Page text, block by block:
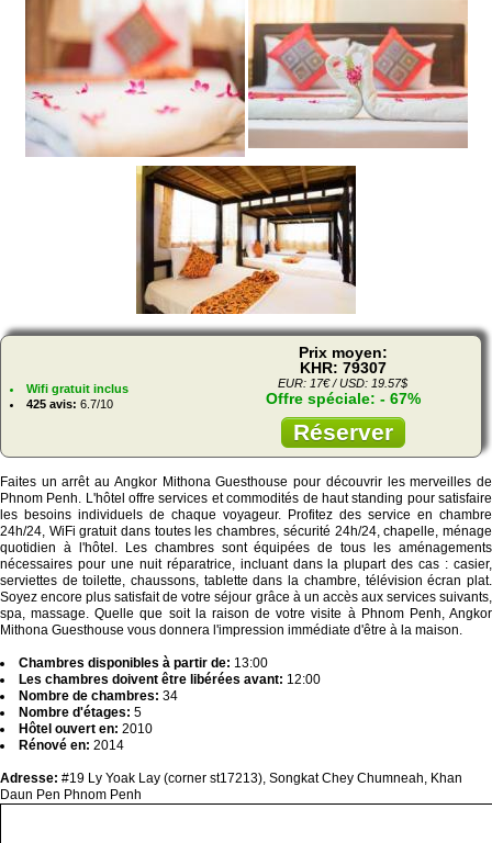
Wifi gratuit inclus
425 avis: 6.7/10
Prix moyen:
KHR: 79307
EUR: 17€ / USD: 19.57$
Offre spéciale: - 67%
Réserver
Faites un arrêt au Angkor Mithona Guesthouse pour découvrir les merveilles de
Phnom Penh. L'hôtel offre services et commodités de haut standing pour satisfaire
les besoins individuels de chaque voyageur. Profitez des service en chambre
24h/24, WiFi gratuit dans toutes les chambres, sécurité 24h/24, chapelle, ménage
quotidien à l'hôtel. Les chambres sont équipées de tous les aménagements
nécessaires pour une nuit réparatrice, incluant dans la plupart des cas : casier,
serviettes de toilette, chaussons, tablette dans la chambre, télévision écran plat.
Soyez encore plus satisfait de votre séjour grâce à un accès aux services suivants,
spa, massage. Quelle que soit la raison de votre visite à Phnom Penh, Angkor
Mithona Guesthouse vous donnera l'impression immédiate d'être à la maison.
Chambres disponibles à partir de: 13:00
Les chambres doivent être libérées avant: 12:00
Nombre de chambres: 34
Nombre d'étages: 5
Hôtel ouvert en: 2010
Rénové en: 2014
Adresse: #19 Ly Yoak Lay (corner st17213), Songkat Chey Chumneah, Khan
Daun Pen Phnom Penh